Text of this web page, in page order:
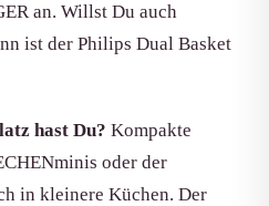
an. Willst Du auch
ist der Philips Dual Basket
hast Du? Kompakte
oder der
in kleinere Küchen. Der